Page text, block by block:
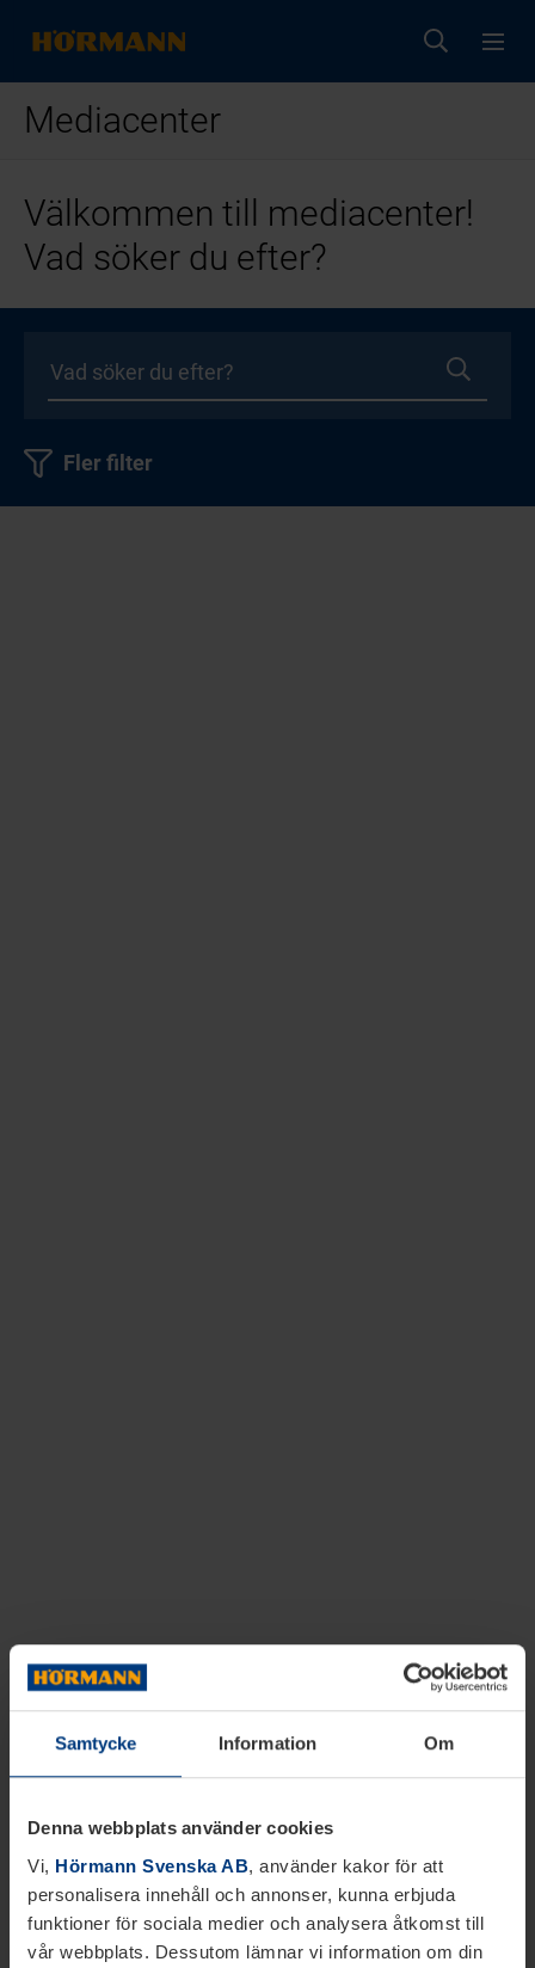
Samtycke Information Om
Denna webbplats använder cookies
Vi, Hörmann Svenska AB, använder kakor för att
personalisera innehåll och annonser, kunna erbjuda
funktioner för sociala medier och analysera åtkomst till
vår webbplats. Dessutom lämnar vi information om din
Mediacenter
Välkommen till mediacenter!
Vad söker du efter?
Fler filter